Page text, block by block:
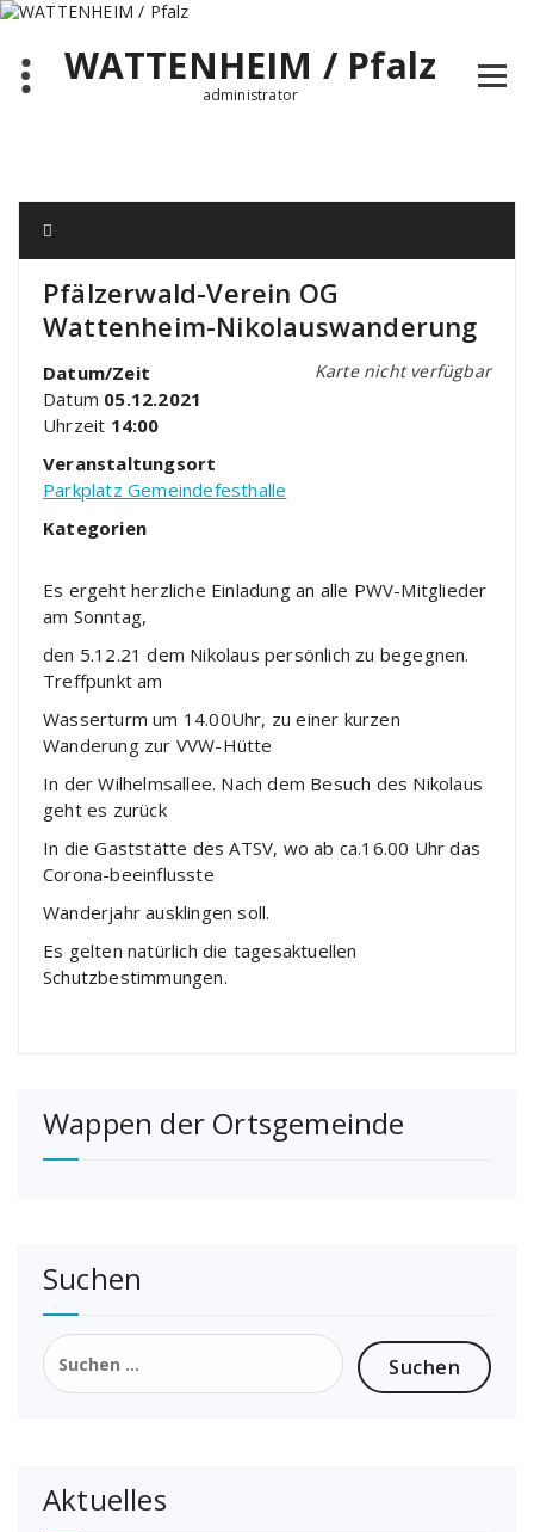
Zum
springenWATTENHEIM / Pfalz
administrator
Pfälzerwald-Verein OG
Wattenheim-Nikolauswanderung
Karte nicht verfügbar
Datum/Zeit
Datum 05.12.2021
Uhrzeit 14:00
Veranstaltungsort
Parkplatz Gemeindefesthalle
Kategorien
Es ergeht herzliche Einladung an alle PWV-Mitglieder
am Sonntag,
den 5.12.21 dem Nikolaus persönlich zu begegnen.
Treffpunkt am
Wasserturm um 14.00Uhr, zu einer kurzen
Wanderung zur VVW-Hütte
In der Wilhelmsallee. Nach dem Besuch des Nikolaus
geht es zurück
In die Gaststätte des ATSV, wo ab ca.16.00 Uhr das
Corona-beeinflusste
Wanderjahr ausklingen soll.
Es gelten natürlich die tagesaktuellen
Schutzbestimmungen.
Wappen der Ortsgemeinde
Suchen
Suchen
nach:
Aktuelles